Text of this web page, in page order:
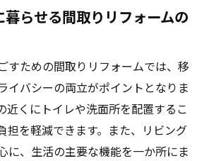
の現実と最適な選択肢
ォーム費用相場と内訳を解説
ム費用を抑えるための具体的な方
らせる間取りリフォームの
すための間取りリフォームでは、移
イバシーの両立がポイントとなりま
近くにトイレや洗面所を配置するこ
担を軽減できます。また、リビング
に、生活の主要な機能を一か所にま